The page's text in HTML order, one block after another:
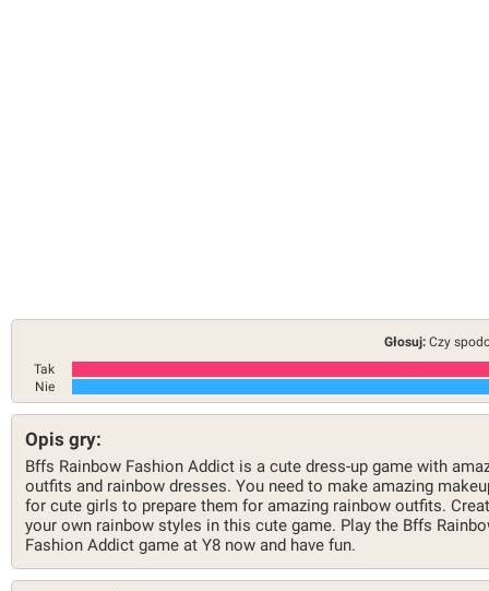
Głosuj: Czy
Tak
Nie
Opis gry:
Bffs Rainbow Fashion Addict is a cute dress-up game with
outfits and rainbow dresses. You need to make amazing
for cute girls to prepare them for amazing rainbow outfits.
your own rainbow styles in this cute game. Play the Bffs
Fashion Addict game at Y8 now and have fun.